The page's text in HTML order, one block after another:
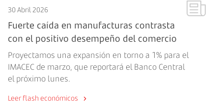
30 Abril 2026
Fuerte caída en manufacturas contrasta
con el positivo desempeño del comercio
Proyectamos una expansión en torno a 1% para el
IMACEC de marzo, que reportará el Banco Central
el próximo lunes.
Leer flash económicos